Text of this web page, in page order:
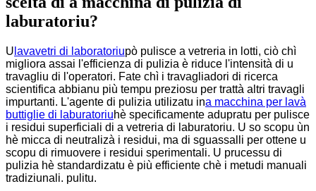
laburatoriu?
U lavavetri di laboratoriupò pulisce a vetreria in lotti, ciò chì
migliora assai l'efficienza di pulizia è riduce l'intensità di u
travagliu di l'operatori. Fate chì i travagliadori di ricerca
scientifica abbianu più tempu preziosu per trattà altri travagli
impurtanti. L'agente di pulizia utilizatu ina macchina per lavà
buttiglie di laburatoriuhè specificamente adupratu per pulisce
i residui superficiali di a vetreria di laburatoriu. U so scopu ùn
hè micca di neutralizà i residui, ma di sguassalli per ottene u
scopu di rimuovere i residui sperimentali. U prucessu di
pulizia hè standardizatu è più efficiente chè i metudi manuali
tradiziunali. pulitu.